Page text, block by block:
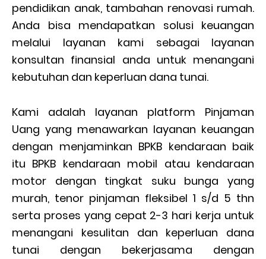
pendidikan anak, tambahan renovasi rumah.
Anda bisa mendapatkan solusi keuangan
melalui layanan kami sebagai layanan
konsultan finansial anda untuk menangani
kebutuhan dan keperluan dana tunai.
Kami adalah layanan platform Pinjaman
Uang yang menawarkan layanan keuangan
dengan menjaminkan BPKB kendaraan baik
itu BPKB kendaraan mobil atau kendaraan
motor dengan tingkat suku bunga yang
murah, tenor pinjaman fleksibel 1 s/d 5 thn
serta proses yang cepat 2-3 hari kerja untuk
menangani kesulitan dan keperluan dana
tunai dengan bekerjasama dengan